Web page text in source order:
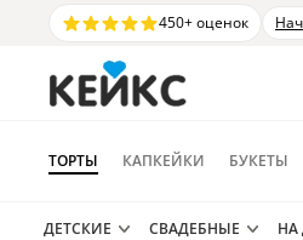
450+ оценок
ТОРТЫ КАПКЕЙКИ БУКЕТЫ
ДЕТСКИЕ СВАДЕБНЫЕ НА